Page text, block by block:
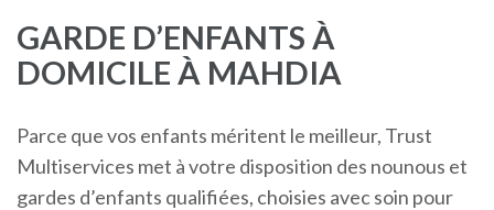
GARDE D’ENFANTS À
DOMICILE À MAHDIA
Parce que vos enfants méritent le meilleur, Trust
Multiservices met à votre disposition des nounous et
gardes d’enfants qualifiées, choisies avec soin pour